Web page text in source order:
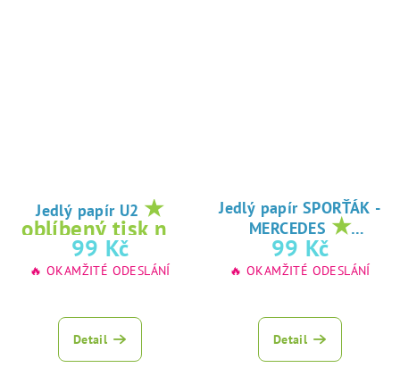
Jedlý papír U2 ★
oblíbený tisk na
jedlý papír
99 Kč
🔥 OKAMŽITÉ ODESLÁNÍ
Detail
Jedlý papír SPORŤÁK -
MERCEDES ★
oblíbený tisk na
jedlý papír
99 Kč
🔥 OKAMŽITÉ ODESLÁNÍ
Detail